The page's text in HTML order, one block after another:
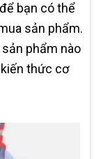
bạn có thể
sản phẩm.
phẩm nào
thức cơ